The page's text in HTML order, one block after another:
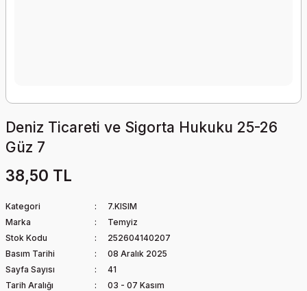
Deniz Ticareti ve Sigorta Hukuku 25-26
Güz 7
38,50 TL
Kategori
7.KISIM
Marka
Temyiz
Stok Kodu
252604140207
Basım Tarihi
08 Aralık 2025
Sayfa Sayısı
41
Tarih Aralığı
03 - 07 Kasım